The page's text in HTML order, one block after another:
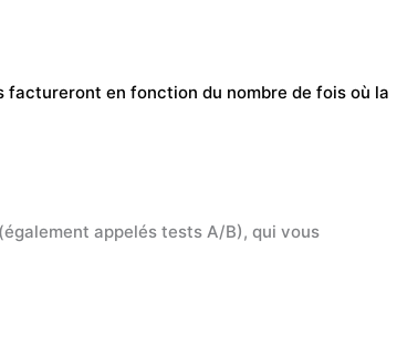
factureront en fonction du nombre de fois où la
appelés tests A/B), qui vous